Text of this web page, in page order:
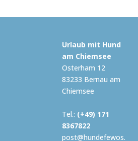
Urlaub mit Hund
am Chiemsee
Osterham 12
83233 Bernau am
Chiemsee
Tel.: (+49) 171
8367822
post@hundefewos.